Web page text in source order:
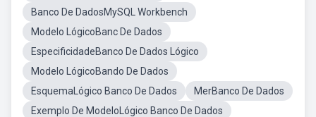
Banco De DadosMySQL Workbench
Modelo LógicoBanc De Dados
EspecificidadeBanco De Dados Lógico
Modelo LógicoBando De Dados
EsquemaLógico Banco De Dados
MerBanco De Dados
Exemplo De ModeloLógico Banco De Dados